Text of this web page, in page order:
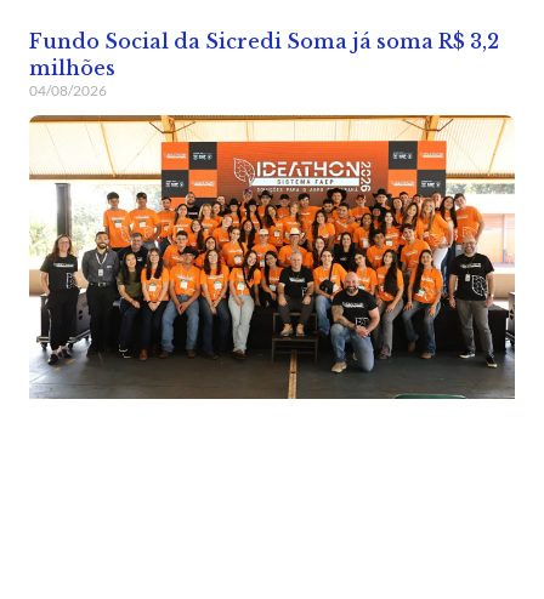
Fundo Social da Sicredi Soma já soma R$ 3,2
milhões
04/08/2026